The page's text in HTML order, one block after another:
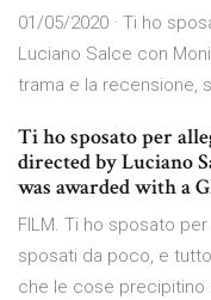
01/05/2020 · Ti ho
Luciano Salce con
trama e la recensione,
Ti ho sposato per
directed by Luciano
was awarded with a
FILM. Ti ho sposato
sposati da poco, e
che le cose precipitino